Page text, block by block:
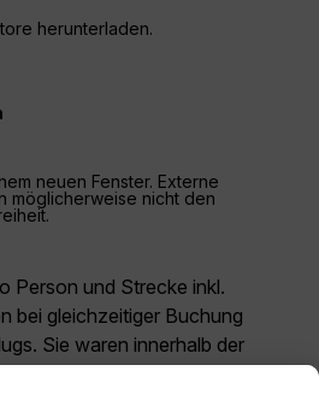
herunterladen.
neuen Fenster. Externe
möglicherweise nicht den
Person und Strecke inkl.
bei gleichzeitiger Buchung
Sie waren innerhalb der
aktuell. Bei den für die